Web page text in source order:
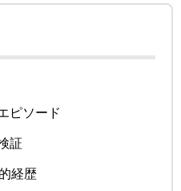
ピソード
証
経歴